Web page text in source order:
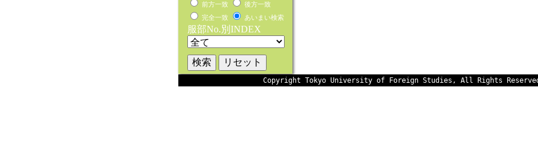
前方一致
後方一致
完全一致
あいまい検索
服部No.別INDEX
Copyright Tokyo University of Foreign Studies, All Rights